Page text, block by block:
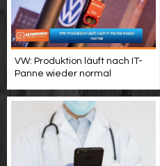
VW: Produktion läuft nach IT-
Panne wieder normal